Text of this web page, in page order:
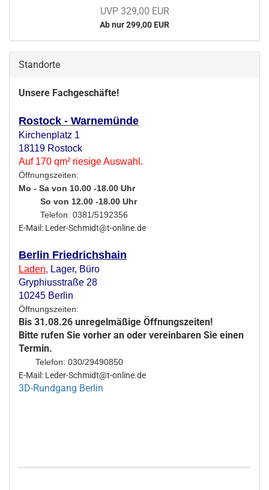
UVP 329,00 EUR
Ab nur 299,00 EUR
Standorte
Unsere Fachgeschäfte!
Rostock - Warnemünde
Kirchenplatz 1
18119 Rostock
Auf 170 qm² riesige Auswahl.
Öffnungszeiten:
Mo - Sa von 10.00 -18.00 Uhr
So von 12.00 -18.00 Uhr
Telefon: 0381/5192356
E-Mail: Leder-Schmidt@t-online.de
Berlin Friedrichshain
Laden, Lager, Büro
Gryphiusstraße 28
10245 Berlin
Öffnungszeiten:
Bis 31.08.26 unregelmäßige Öffnungszeiten!
Bitte rufen Sie vorher an oder vereinbaren Sie einen
Termin.
Telefon: 030/29490850
E-Mail: Leder-Schmidt@t-online.de
3D-Rundgang Berlin